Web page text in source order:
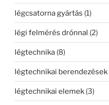
légcsatorna gyártás (1)
légi felmérés drónnal (2)
légtechnika (8)
légtechnikai berendezések
légtechnikai elemek (3)